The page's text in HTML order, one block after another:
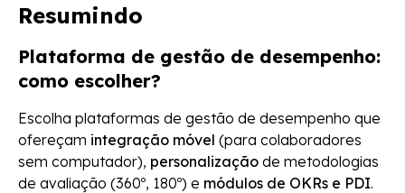
Resumindo
Plataforma de gestão de desempenho:
como escolher?
Escolha plataformas de gestão de desempenho que
ofereçam integração móvel (para colaboradores
sem computador), personalização de metodologias
de avaliação (360º, 180º) e módulos de OKRs e PDI.